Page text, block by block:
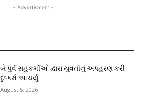
- Advertisment -
બે પુર્વ સહકર્મીઓ દ્વારા યુવતીનું અપહરણ કરી
દુષ્કર્મ આચર્યું
August 5, 2026